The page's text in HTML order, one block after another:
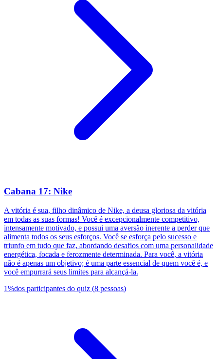
Cabana 17: Nike
A vitória é sua, filho dinâmico de Nike, a deusa gloriosa da vitória
em todas as suas formas! Você é excepcionalmente competitivo,
intensamente motivado, e possui uma aversão inerente a perder que
alimenta todos os seus esforços. Você se esforça pelo sucesso e
triunfo em tudo que faz, abordando desafios com uma personalidade
energética, focada e ferozmente determinada. Para você, a vitória
não é apenas um objetivo; é uma parte essencial de quem você é, e
você empurrará seus limites para alcançá-la.
1%dos participantes do quiz (8 pessoas)